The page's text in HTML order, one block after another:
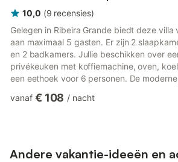
10,0 (9 recensies)
Gelegen in Ribeira Grande biedt deze villa
aan maximaal 5 gasten. Er zijn 2
en 2 badkamers. Jullie beschikken over
privékeuken met koffiemachine, oven,
een eethoek voor 6 personen. De
videogesprekken, airconditioning en
prachtig zeezicht. Er is een...
vanaf € 108 / nacht
Andere vakantie-ideeën en